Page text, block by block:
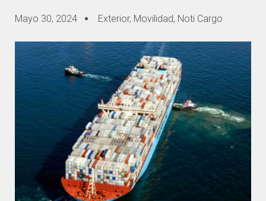
Mayo 30, 2024 Exterior, Movilidad, Noti Cargo